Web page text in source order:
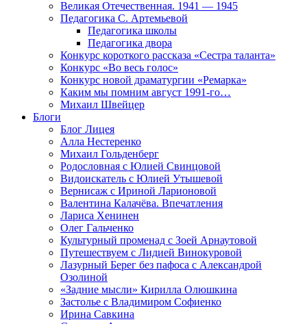
Великая Отечественная. 1941 — 1945
Педагогика С. Артемьевой
Педагогика школы
Педагогика двора
Конкурс короткого рассказа «Сестра таланта»
Конкурс «Во весь голос»
Конкурс новой драматургии «Ремарка»
Каким мы помним август 1991-го…
Михаил Швейцер
Блоги
Блог Лицея
Алла Нестеренко
Михаил Гольденберг
Родословная с Юлией Свинцовой
Видоискатель с Юлией Утышевой
Вернисаж с Ириной Ларионовой
Валентина Калачёва. Впечатления
Лариса Хенинен
Олег Гальченко
Культурный променад с Зоей Арнаутовой
Путешествуем с Лидией Винокуровой
Лазурный Берег без пафоса с Александрой
Озолиной
«Задние мысли» Кирилла Олюшкина
Застолье с Владимиром Софиенко
Ирина Савкина